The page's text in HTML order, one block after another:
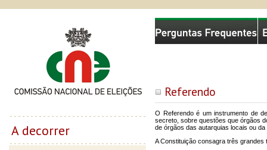
Referendo
O Referendo é um instrumento de
secreto, sobre questões que órgãos
de órgãos das autarquias locais ou
A Constituição consagra três grandes
Comissão Nacional de Eleições
A decorrer